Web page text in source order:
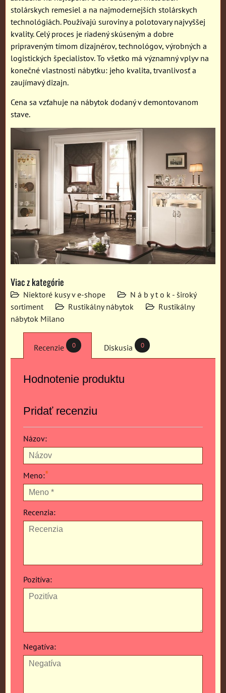
stolárskych remesiel a na najmodernejších stolárskych
technológiách. Používajú suroviny a polotovary najvyššej
kvality. Celý proces je riadený skúseným a dobre
pripraveným tímom dizajnérov, technológov, výrobných a
logistických špecialistov. To všetko má významný vplyv na
konečné vlastnosti nábytku: jeho kvalita, trvanlivosť a
zaujímavý dizajn.
Cena sa vzťahuje na nábytok dodaný v demontovanom
stave.
Viac z kategórie
Niektoré kusy v e-shope
N á b y t o k - široký
sortiment
Rustikálny nábytok
Rustikálny
nábytok Milano
Recenzie 0 Diskusia 0
Hodnotenie produktu
Pridať recenziu
Názov:
Meno:*
Recenzia:
Pozitíva:
Negatíva: